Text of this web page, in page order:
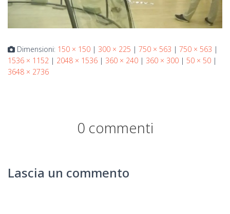
Dimensioni: 150 × 150 | 300 × 225 | 750 × 563 | 750 × 563 |
1536 × 1152 | 2048 × 1536 | 360 × 240 | 360 × 300 | 50 × 50 |
3648 × 2736
0 commenti
Lascia un commento